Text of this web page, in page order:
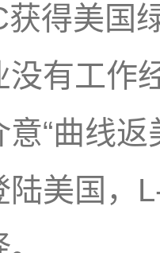
获得美国
没有工作
意“曲线
陆美国，